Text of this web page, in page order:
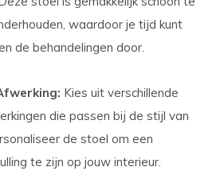
waardoor je tijd kunt
de behandelingen door.
Kies uit verschillende
die passen bij de stijl van
de stoel om een
te zijn op jouw interieur.